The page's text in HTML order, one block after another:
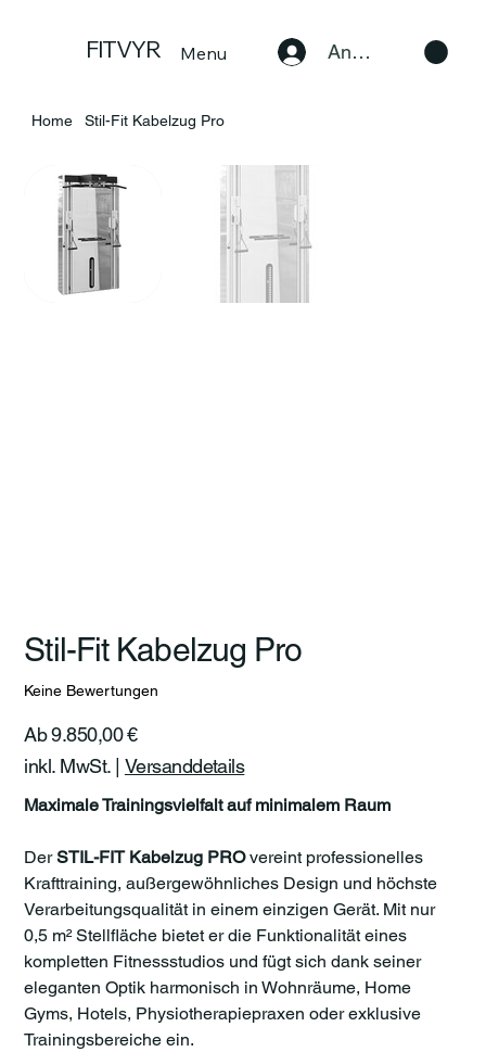
FITVYR Anmelden
Menu
Home Stil-Fit Kabelzug Pro
Stil-Fit Kabelzug Pro
Keine Bewertungen
Ab Preis
9.850,00 €
inkl. MwSt.
Versanddetails
Maximale Trainingsvielfalt auf minimalem Raum
DerSTIL-FIT Kabelzug PROvereint professionelles
Krafttraining, außergewöhnliches Design und höchste
Verarbeitungsqualität in einem einzigen Gerät. Mit nur
0,5 m² Stellfläche bietet er die Funktionalität eines
kompletten Fitnessstudios und fügt sich dank seiner
eleganten Optik harmonisch in Wohnräume, Home
Gyms, Hotels, Physiotherapiepraxen oder exklusive
Trainingsbereiche ein.